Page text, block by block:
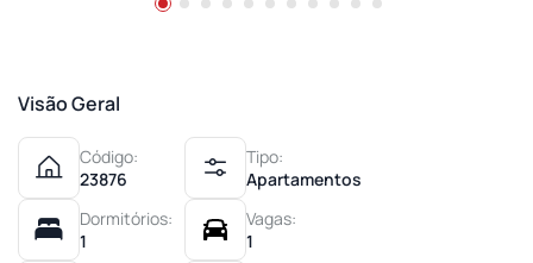
Visão Geral
Código:
23876
Tipo:
Apartamentos
Dormitórios:
1
Vagas:
1